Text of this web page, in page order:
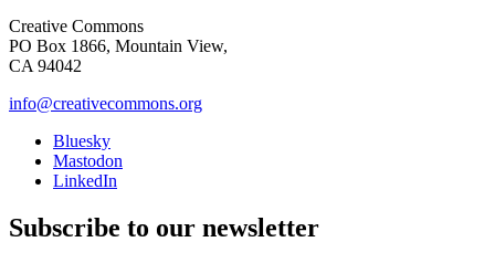
Creative Commons
PO Box 1866, Mountain View,
CA 94042
info@creativecommons.org
Bluesky
Mastodon
LinkedIn
Subscribe to our newsletter